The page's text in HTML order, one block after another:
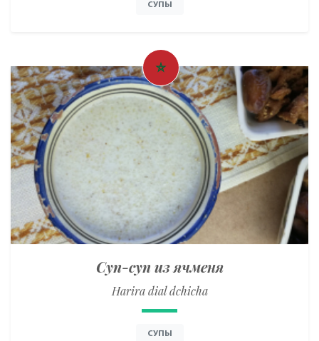
СУПЫ
Суп-суп из ячменя
Harira dial dchicha
СУПЫ